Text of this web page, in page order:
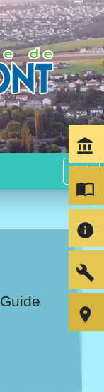
menu
Guide
account_balance
import_contacts
info
build
room